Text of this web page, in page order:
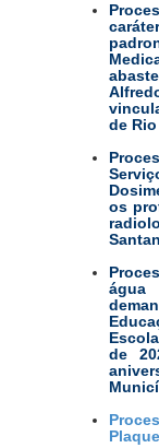
de Rio
os
água
de